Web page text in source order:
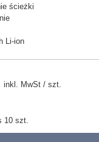
ścieżki
Li-ion
inkl. MwSt / szt.
10 szt.